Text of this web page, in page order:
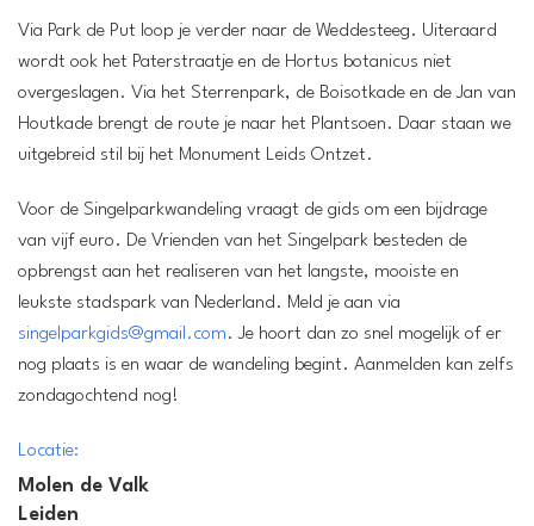
Zondag 12 maart van 14.00 tot 16.00 uur
Entree:
5 euro
Via Park de Put loop je verder naar de Weddesteeg. Uiteraard
wordt ook het Paterstraatje en de Hortus botanicus niet
overgeslagen. Via het Sterrenpark, de Boisotkade en de Jan van
Houtkade brengt de route je naar het Plantsoen. Daar staan we
uitgebreid stil bij het Monument Leids Ontzet.
Voor de Singelparkwandeling vraagt de gids om een bijdrage
van vijf euro. De Vrienden van het Singelpark besteden de
opbrengst aan het realiseren van het langste, mooiste en
leukste stadspark van Nederland. Meld je aan via
singelparkgids@gmail.com. Je hoort dan zo snel mogelijk of er
nog plaats is en waar de wandeling begint. Aanmelden kan zelfs
zondagochtend nog!
Locatie:
Molen de Valk
Leiden